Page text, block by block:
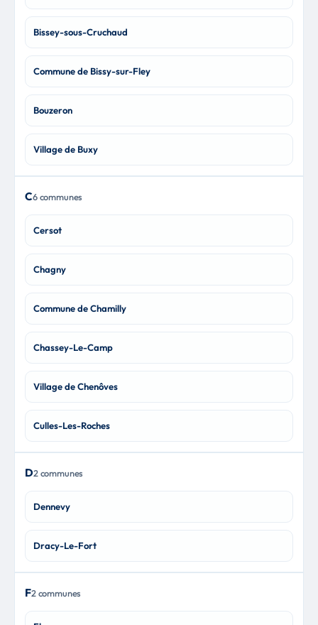
Bissey-sous-Cruchaud
Commune de Bissy-sur-Fley
Bouzeron
Village de Buxy
C6 communes
Cersot
Chagny
Commune de Chamilly
Chassey-Le-Camp
Village de Chenôves
Culles-Les-Roches
D2 communes
Dennevy
Dracy-Le-Fort
F2 communes